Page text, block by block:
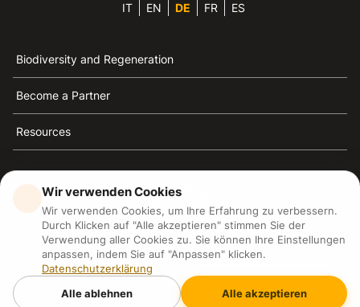
IT EN DE FR ES
Biodiversity and Regeneration
Become a Partner
Resources
3Bee ist die Referenz für Nachhaltigkeit, Bienenschutz
und Biodiversität
3Bee S.R.L Via Pastrengo 14, 20159, Milano (MI)
P.IVA: IT09711590969
3Bee GmbHSede legale: Oranienburger Straße 23, 10178
Wir verwenden Cookies
Wir verwenden Cookies, um Ihre Erfahrung zu verbessern.
Durch Klicken auf "Alle akzeptieren" stimmen Sie der
Verwendung aller Cookies zu. Sie können Ihre Einstellungen
anpassen, indem Sie auf "Anpassen" klicken.
Datenschutzerklärung
Alle ablehnen
Alle akzeptieren